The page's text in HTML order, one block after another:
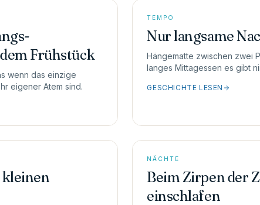
Frühstück
wenn das einzige
eigener Atem sind.
TEMPO
Nur langsame
Hängematte zwischen zwei
langes Mittagessen es gibt
GESCHICHTE LESEN
kleinen
NÄCHTE
Beim Zirpen der
einschlafen